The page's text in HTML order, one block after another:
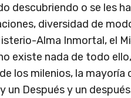
descubriendo o se les
diversidad de
Alma Inmortal, el
existe nada de todo
los milenios, la
un Después y un